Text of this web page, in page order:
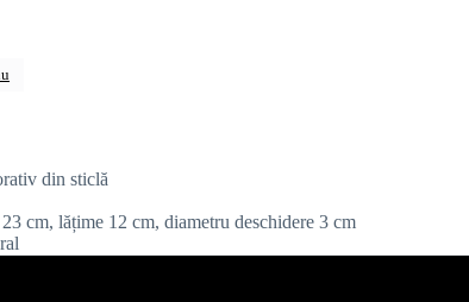
din sticlă
cm, lățime 12 cm, diametru deschidere 3 cm